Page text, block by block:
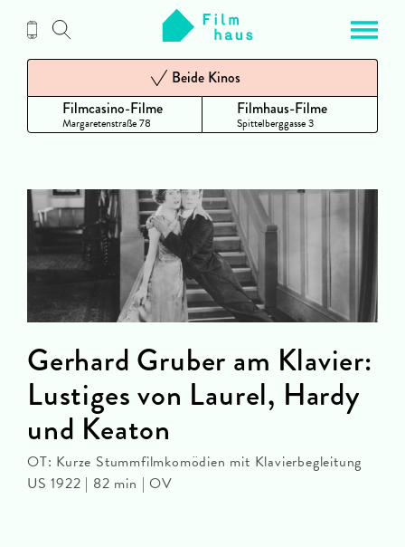
Inhalt
Filmcasino-Filme
Margaretenstraße 78
Beide Kinos
Filmhaus-Filme
Spittelberggasse 3
Gerhard Gruber am Klavier:
Lustiges von Laurel, Hardy
und Keaton
OT: Kurze Stummfilmkomödien mit Klavierbegleitung
US 1922 | 82 min | OV